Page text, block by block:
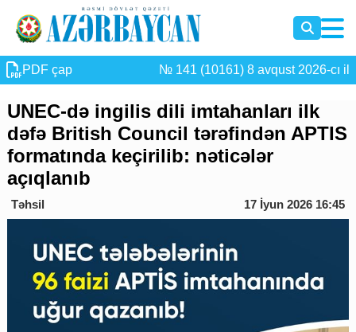
PDF çap № 141 (10161) 8 avqust 2026-cı il
UNEC-də ingilis dili imtahanları ilk
dəfə British Council tərəfindən APTIS
formatında keçirilib: nəticələr
açıqlanıb
Təhsil 17 İyun 2026 16:45